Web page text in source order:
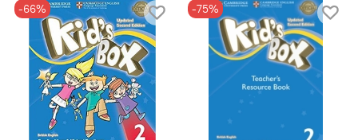
-66% -75%